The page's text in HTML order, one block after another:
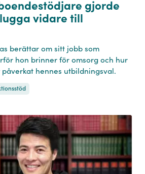
gjorde
vidare till
berättar om sitt jobb som
hon brinner för omsorg och hur
hennes utbildningsval.